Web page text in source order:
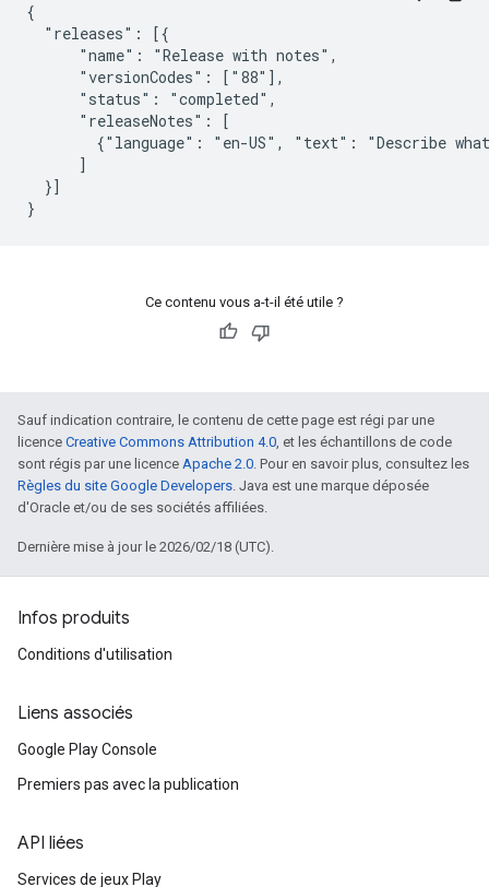
{
  "releases": [{
      "name": "Release with notes",
      "versionCodes": ["88"],
      "status": "completed",
      "releaseNotes": [
{"language": "en-US", "text": "Describe
      ]
  }]
}
Ce contenu vous a-t-il été utile ?
Sauf indication contraire, le contenu de cette page est régi par une
licence Creative Commons Attribution 4.0, et les échantillons de code
sont régis par une licence Apache 2.0. Pour en savoir plus, consultez les
Règles du site Google Developers. Java est une marque déposée
d'Oracle et/ou de ses sociétés affiliées.
Dernière mise à jour le 2026/02/18 (UTC).
Infos produits
Conditions d'utilisation
Liens associés
Google Play Console
Premiers pas avec la publication
API liées
Services de jeux Play